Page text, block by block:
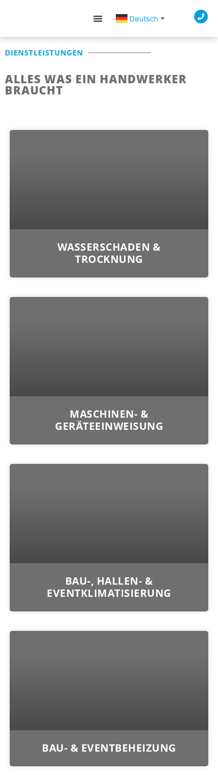
Deutsch ▼
DIENSTLEISTUNGEN
ALLES WAS EIN HANDWERKER
BRAUCHT
WASSERSCHADEN &
TROCKNUNG
MASCHINEN- &
GERÄTEEINWEISUNG
BAU-, HALLEN- &
EVENTKLIMATISIERUNG
BAU- & EVENTBEHEIZUNG